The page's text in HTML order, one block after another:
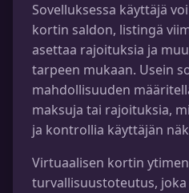
Sovelluksessa käyttäjä
kortin saldon, listingä
asettaa rajoituksia ja
tarpeen mukaan. Usein
mahdollisuuden
maksuja tai rajoituksia,
ja kontrollia käyttäjän
Virtuaalisen kortin
turvallisuustoteutus,